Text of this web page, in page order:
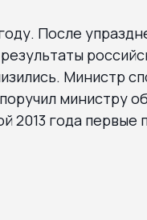
После
Министр
министру
2013 года первые